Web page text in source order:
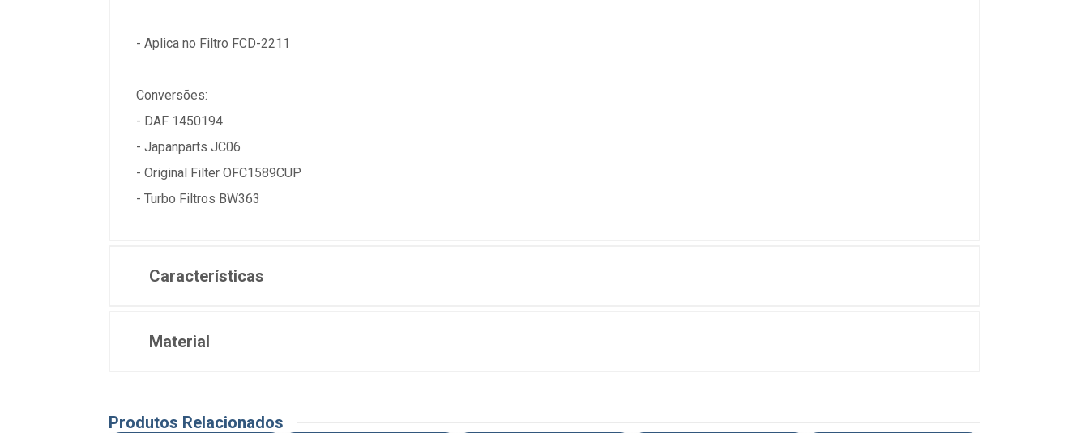
- Aplica no Filtro FCD-2211
Conversões:
- DAF 1450194
- Japanparts JC06
- Original Filter OFC1589CUP
- Turbo Filtros BW363
Características
Material
Produtos Relacionados